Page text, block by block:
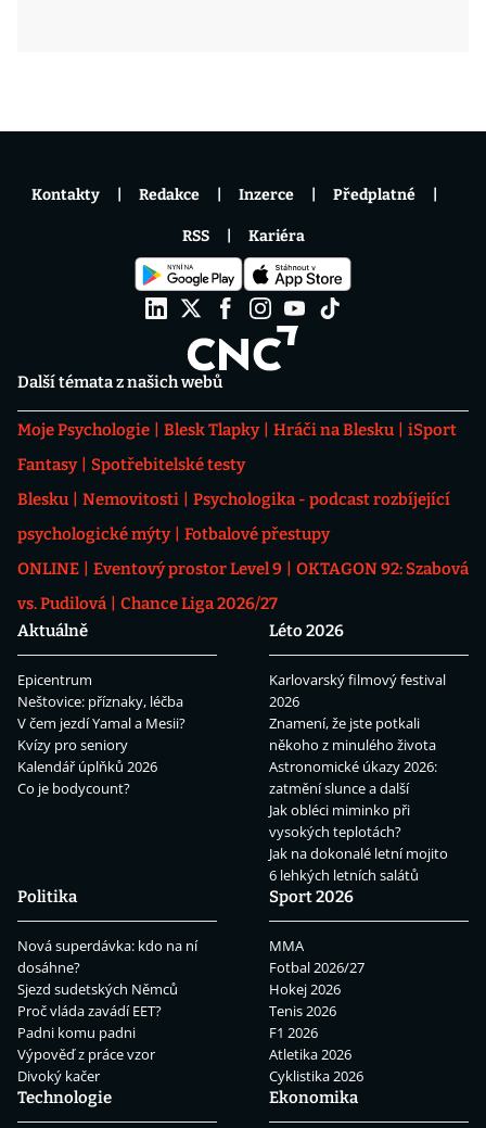
Další témata z našich webů
Moje Psychologie Blesk Tlapky Hráči na Blesku
iSport
Fantasy
Spotřebitelské testy
Blesku
Nemovitosti
Psychologika - podcast rozbíjející
psychologické mýty
Fotbalové přestupy
ONLINE
Eventový prostor Level 9
OKTAGON 92: Szabová
vs. Pudilová
Chance Liga 2026/27
Aktuálně
Epicentrum
Neštovice: příznaky, léčba
V čem jezdí Yamal a Mesii?
Kvízy pro seniory
Kalendář úplňků 2026
Co je bodycount?
Léto 2026
Karlovarský filmový festival
2026
Znamení, že jste potkali
někoho z minulého života
Astronomické úkazy 2026:
zatmění slunce a další
Jak obléci miminko při
vysokých teplotách?
Jak na dokonalé letní mojito
6 lehkých letních salátů
Politika
Nová superdávka: kdo na ní
dosáhne?
Sjezd sudetských Němců
Proč vláda zavádí EET?
Padni komu padni
Výpověď z práce vzor
Divoký kačer
Sport 2026
MMA
Fotbal 2026/27
Hokej 2026
Tenis 2026
F1 2026
Atletika 2026
Cyklistika 2026
Technologie
Ekonomika
Kontakty Redakce Inzerce Předplatné
RSS Kariéra